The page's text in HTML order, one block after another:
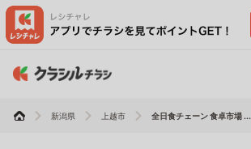
新潟県 上越市 全日食チェーン 食卓市場 ...